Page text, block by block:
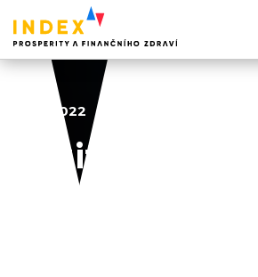
17. 7. 2022
Digitalizace a
infrastruktura